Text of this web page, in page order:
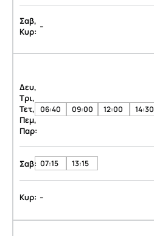
Σαβ,
Κυρ: -
Δευ,
Τρι,
Τετ,
Πεμ,
Παρ:
06:40 09:00 12:00 14:30
Σαβ: 07:15 13:15
Κυρ: -